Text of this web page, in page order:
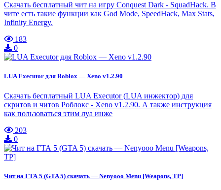
Скачать бесплатный чит на игру Conquest Dark - SquadHack. В
чите есть такие функции как God Mode, SpeedHack, Max Stats,
Infinity Energy.
183
0
LUA Executor для Roblox — Xeno v1.2.90
Скачать бесплатный LUA Executor (LUA инжектор) для
скритов и читов Роблокс - Xeno v1.2.90. А также инструкция
как пользоваться этим луа инже
203
0
Чит на ГТА 5 (GTA 5) скачать — Nenyooo Menu [Weapons, TP]